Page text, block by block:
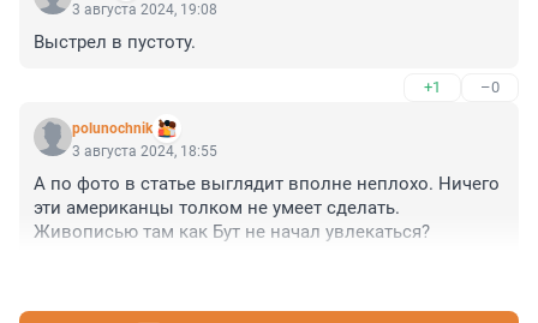
3 августа 2024, 19:08
Выстрел в пустоту.
+1 –0
polunochnik
3 августа 2024, 18:55
А по фото в статье выглядит вполне неплохо. Ничего
эти американцы толком не умеет сделать.
Живописью там как Бут не начал увлекаться?